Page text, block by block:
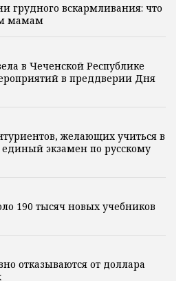
грудного вскармливания: что
мамам
в Чеченской Республике
в преддверии Дня
желающих учиться в
единый экзамен по русскому
190 тысяч новых учебников
отказываются от доллара